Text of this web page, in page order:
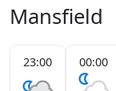
Mansfield
23:00 00:00